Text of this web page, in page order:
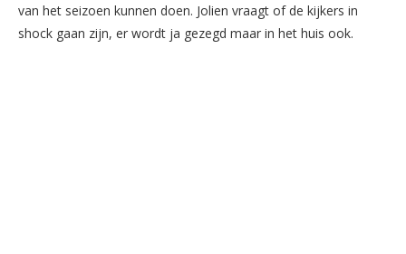
van het seizoen kunnen doen. Jolien vraagt of de kijkers in
shock gaan zijn, er wordt ja gezegd maar in het huis ook.